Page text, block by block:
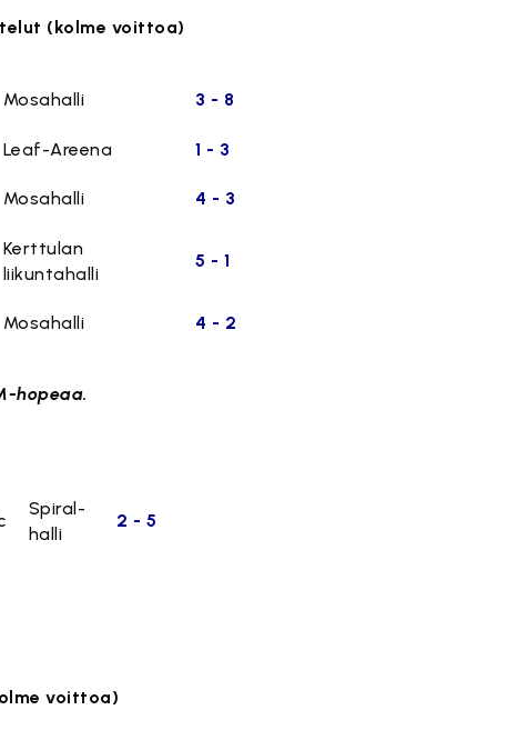
(kolme voittoa)
Mosahalli 3 - 8
Leaf-Areena 1 - 3
Mosahalli 4 - 3
Kerttulan
liikuntahalli
5 - 1
Mosahalli 4 - 2
hopeaa.
Spiral-
halli
2 - 5
voittoa)